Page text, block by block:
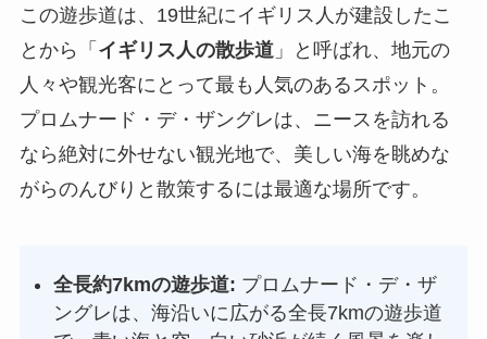
この遊歩道は、19世紀にイギリス人が建設したこ
とから「 イギリス人の散歩道」と呼ばれ、地元の
人々や観光客にとって最も人気のあるスポット。
プロムナード・デ・ザングレは、ニースを訪れる
なら絶対に外せない観光地で、美しい海を眺めな
がらのんびりと散策するには最適な場所です。
全長約7kmの遊歩道: プロムナード・デ・ザ
ングレは、海沿いに広がる全長7kmの遊歩道